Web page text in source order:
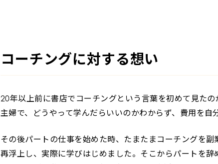
コーチングに対する想い
20年以上前に書店でコーチングという言葉を初めて見た
主婦で、どうやって学んだらいいのかわからず、費用を自
その後パートの仕事を始めた時、たまたまコーチングを
再浮上し、実際に学びはじめました。そこからパートを